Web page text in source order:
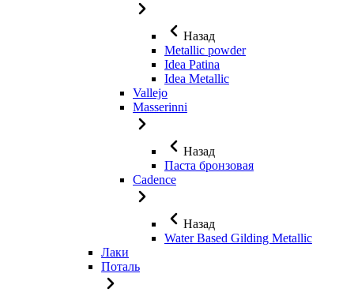
Назад
Metallic powder
Idea Patina
Idea Metallic
Vallejo
Masserinni
Назад
Паста бронзовая
Cadence
Назад
Water Based Gilding Metallic
Лаки
Поталь